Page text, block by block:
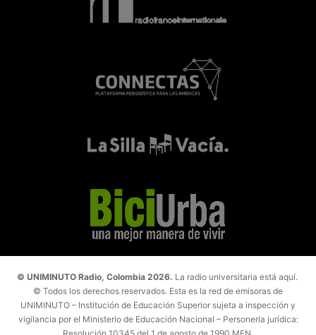
© UNIMINUTO Radio, Colombia 2026. La radio universitaria está aquí.
© Todos los derechos reservados. Esta es la red de emisoras de
UNIMINUTO – Institución de Educación Superior sujeta a inspección y
vigilancia por el Ministerio de Educación Nacional – Personería jurídica: